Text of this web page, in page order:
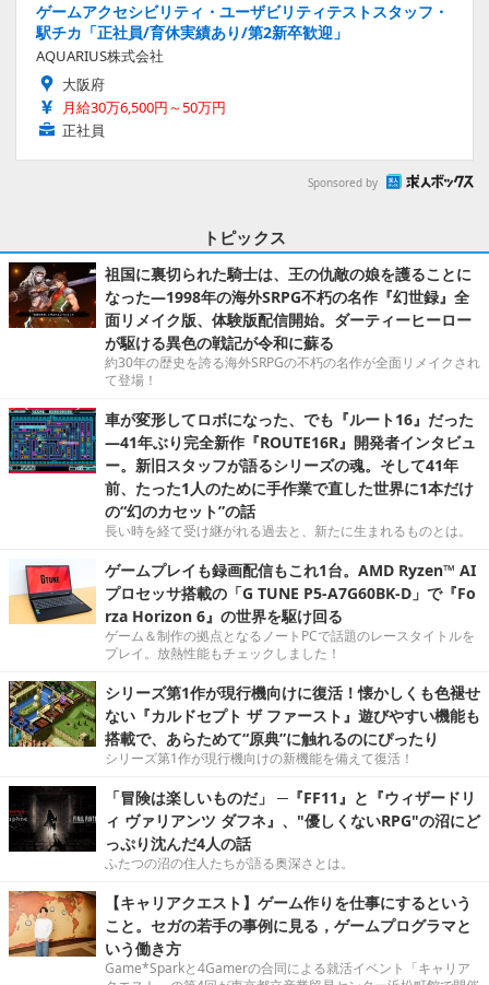
ゲームアクセシビリティ・ユーザビリティテストスタッフ・
駅チカ「正社員/育休実績あり/第2新卒歓迎」
AQUARIUS株式会社
大阪府
月給30万6,500円～50万円
正社員
Sponsored by
トピックス
祖国に裏切られた騎士は、王の仇敵の娘を護ることに
なった―1998年の海外SRPG不朽の名作『幻世録』全
面リメイク版、体験版配信開始。ダーティーヒーロー
が駆ける異色の戦記が令和に蘇る
約30年の歴史を誇る海外SRPGの不朽の名作が全面リメイクされ
て登場！
車が変形してロボになった、でも『ルート16』だった
―41年ぶり完全新作『ROUTE16R』開発者インタビュ
ー。新旧スタッフが語るシリーズの魂。そして41年
前、たった1人のために手作業で直した世界に1本だけ
の“幻のカセット”の話
長い時を経て受け継がれる過去と、新たに生まれるものとは。
ゲームプレイも録画配信もこれ1台。AMD Ryzen™ AI
プロセッサ搭載の「G TUNE P5-A7G60BK-D」で『Fo
rza Horizon 6』の世界を駆け回る
ゲーム＆制作の拠点となるノートPCで話題のレースタイトルを
プレイ。放熱性能もチェックしました！
シリーズ第1作が現行機向けに復活！懐かしくも色褪せ
ない『カルドセプト ザ ファースト』遊びやすい機能も
搭載で、あらためて“原典”に触れるのにぴったり
シリーズ第1作が現行機向けの新機能を備えて復活！
「冒険は楽しいものだ」 ─『FF11』と『ウィザードリ
ィ ヴァリアンツ ダフネ』、"優しくないRPG"の沼にど
っぷり沈んだ4人の話
ふたつの沼の住人たちが語る奥深さとは。
【キャリアクエスト】ゲーム作りを仕事にするという
こと。セガの若手の事例に見る，ゲームプログラマと
いう働き方
Game*Sparkと4Gamerの合同による就活イベント「キャリア